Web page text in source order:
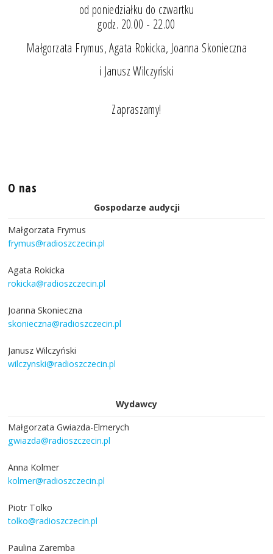
od poniedziałku do czwartku
godz. 20.00 - 22.00
Małgorzata Frymus, Agata Rokicka, Joanna Skonieczna
i Janusz Wilczyński
Zapraszamy!
O nas
Gospodarze audycji
Małgorzata Frymus
frymus@radioszczecin.pl
Agata Rokicka
rokicka@radioszczecin.pl
Joanna Skonieczna
skonieczna@radioszczecin.pl
Janusz Wilczyński
wilczynski@radioszczecin.pl
Wydawcy
Małgorzata Gwiazda-Elmerych
gwiazda@radioszczecin.pl
Anna Kolmer
kolmer@radioszczecin.pl
Piotr Tolko
tolko@radioszczecin.pl
Paulina Zaremba